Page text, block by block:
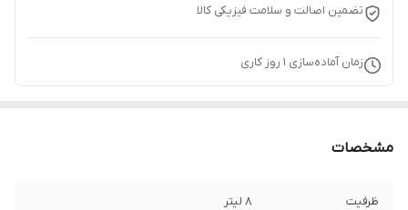
تضمین اصالت و سلامت فیزیکی کالا
زمان آماده‌سازی 1 روز کاری
مشخصات
ظرفیت 8 لیتر